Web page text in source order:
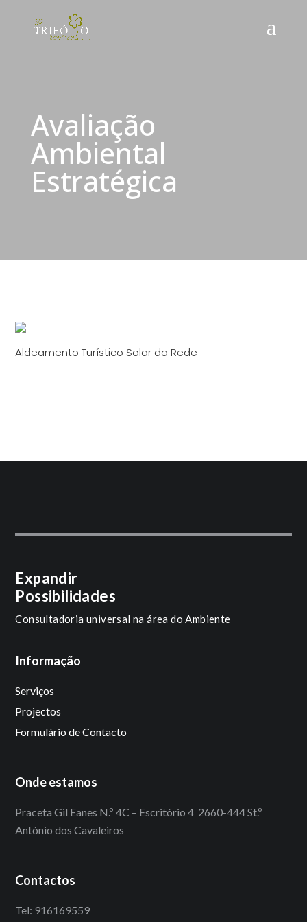
Avaliação
Ambiental
Estratégica
Aldeamento Turístico Solar da Rede
Expandir
Possibilidades
Consultadoria universal na área do Ambiente
Informação
Serviços
Projectos
Formulário de Contacto
Onde estamos
Praceta Gil Eanes N.º 4C – Escritório 4 2660-444 St.º
António dos Cavaleiros
Contactos
Tel: 916169559